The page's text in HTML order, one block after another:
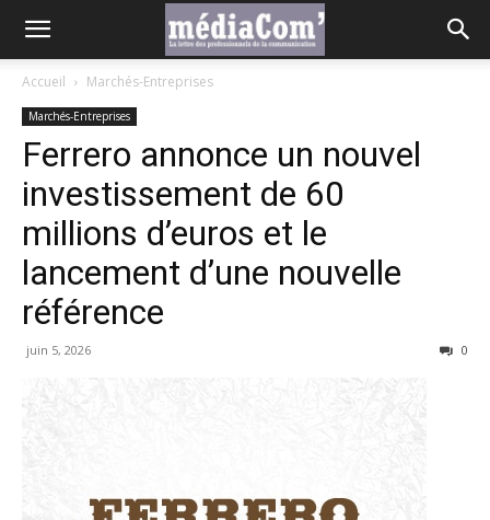
Accueil Marchés-Entreprises
Marchés-Entreprises
Ferrero annonce un nouvel
investissement de 60
millions d’euros et le
lancement d’une nouvelle
référence
juin 5, 2026 0